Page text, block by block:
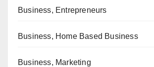
Business, Entrepreneurs
Business, Home Based Business
Business, Marketing